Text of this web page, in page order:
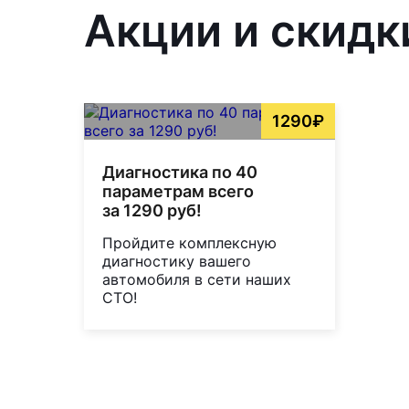
Акции и
1290₽
Диагностика по 40
параметрам всего
за 1290 руб!
Пройдите комплексную
диагностику вашего
автомобиля в сети наших
СТО!